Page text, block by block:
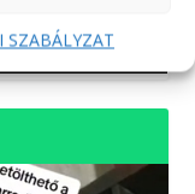
SZABÁLYZAT